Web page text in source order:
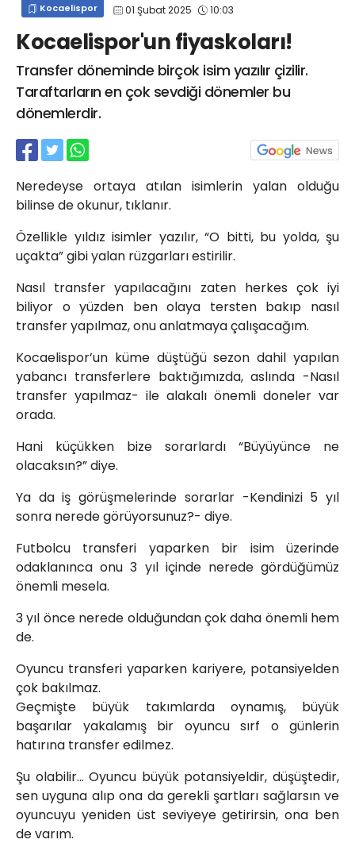
Kocaelispor 01 Şubat 2025 10:03
Kocaelispor'un fiyaskoları!
Transfer döneminde birçok isim yazılır çizilir.
Taraftarların en çok sevdiği dönemler bu
dönemlerdir.
Neredeyse ortaya atılan isimlerin yalan olduğu
bilinse de okunur, tıklanır.
Özellikle yıldız isimler yazılır, “O bitti, bu yolda, şu
uçakta” gibi yalan rüzgarları estirilir.
Nasıl transfer yapılacağını zaten herkes çok iyi
biliyor o yüzden ben olaya tersten bakıp nasıl
transfer yapılmaz, onu anlatmaya çalışacağım.
Kocaelispor’un küme düştüğü sezon dahil yapılan
yabancı transferlere baktığımızda, aslında -Nasıl
transfer yapılmaz- ile alakalı önemli doneler var
orada.
Hani küçükken bize sorarlardı “Büyüyünce ne
olacaksın?” diye.
Ya da iş görüşmelerinde sorarlar -Kendinizi 5 yıl
sonra nerede görüyorsunuz?- diye.
Futbolcu transferi yaparken bir isim üzerinde
odaklanınca onu 3 yıl içinde nerede gördüğümüz
önemli mesela.
3 yıl önce nerede olduğundan çok daha önemli hem
de.
Oyuncu transferi yaparken kariyere, potansiyelden
çok bakılmaz.
Geçmişte büyük takımlarda oynamış, büyük
başarılar yakalamış bir oyuncu sırf o günlerin
hatırına transfer edilmez.
Şu olabilir… Oyuncu büyük potansiyeldir, düşüştedir,
sen uyguna alıp ona da gerekli şartları sağlarsın ve
oyuncuyu yeniden üst seviyeye getirirsin, ona ben
de varım.
info@spor41.com